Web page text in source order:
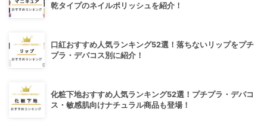
乾タイプのネイルポリッシュを紹介！
口紅おすすめ人気ランキング52選！落ちないリップをプチ
プラ・デパコス別に紹介！
化粧下地おすすめ人気ランキング52選！プチプラ・デパコ
ス・敏感肌向けナチュラル商品も登場！